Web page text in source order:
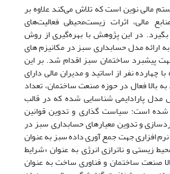
مالی نوین است که تلاش می‌کند علاوه بر
مالی، اثرات زیست‌محیطی فعالیت‌های
بگیرد. در این پژوهش با بهره‌گیری از روش
ارائه مدل حسابداری سبز در مکانیزم های
پیشبرد ساختمان سبز اقدام شد. بر این
چهارده نفر از اساتید و مدیران مالی دارای
بالا فعال در حوزه صنعت ساختمان، تعداد
مدل پارادایمی شناسایی شده که در قالب
است: سیاست گذاری و تدوین قوانین
و تدوین معیارهای حسابداری سبز در
افزاری جهت جمع آوری داده سبز به عنوان
زیستی و ناترازی انرژی به عنوان «شرایط
صنعت ساختمان و فناوری ساخت به عنوان